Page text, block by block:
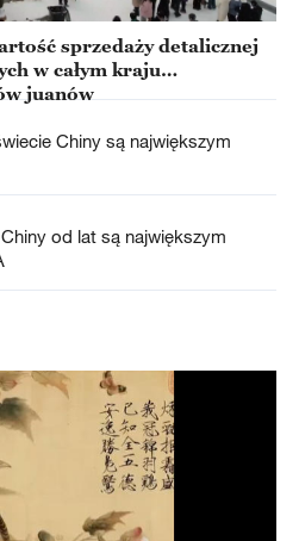
sprzedaży detalicznej
w całym kraju
juanów
Chiny są największym
od lat są największym